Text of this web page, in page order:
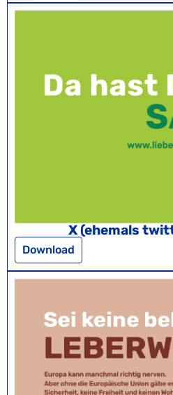
X (ehemals
Download